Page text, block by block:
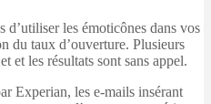
d’utiliser les émoticônes dans vos
du taux d’ouverture. Plusieurs
et les résultats sont sans appel.
Experian, les e-mails insérant